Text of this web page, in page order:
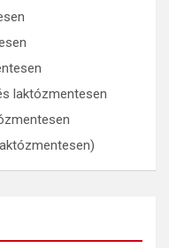
laktózmentesen